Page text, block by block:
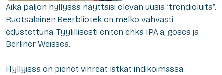
Aika paljon hyllyssä näyttäisi olevan uusia ”trendioluita”.
Ruotsalainen Beerbliotek on melko vahvasti
edustettuna. Tyylillisesti eniten ehkä IPA:a, gosea ja
Berliner Weissea.
Hyllyissä on pienet vihreät lätkät indikoimassa